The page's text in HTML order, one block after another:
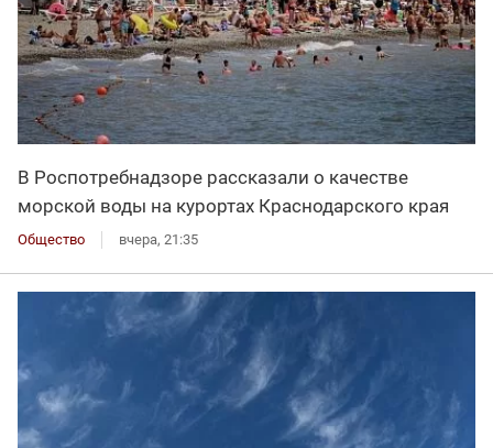
В Роспотребнадзоре рассказали о качестве
морской воды на курортах Краснодарского края
Общество вчера, 21:35